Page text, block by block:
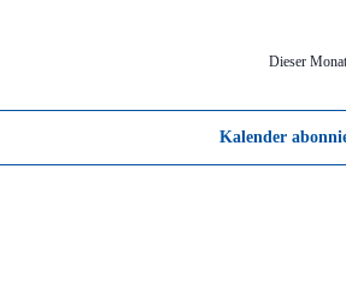
Die­ser
Kalender